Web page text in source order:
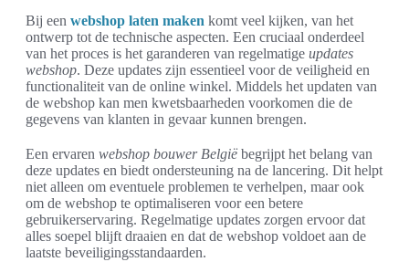
Bij een webshop laten maken komt veel kijken, van het
ontwerp tot de technische aspecten. Een cruciaal onderdeel
van het proces is het garanderen van regelmatige updates
webshop. Deze updates zijn essentieel voor de veiligheid en
functionaliteit van de online winkel. Middels het updaten van
de webshop kan men kwetsbaarheden voorkomen die de
gegevens van klanten in gevaar kunnen brengen.
Een ervaren webshop bouwer België begrijpt het belang van
deze updates en biedt ondersteuning na de lancering. Dit helpt
niet alleen om eventuele problemen te verhelpen, maar ook
om de webshop te optimaliseren voor een betere
gebruikerservaring. Regelmatige updates zorgen ervoor dat
alles soepel blijft draaien en dat de webshop voldoet aan de
laatste beveiligingsstandaarden.